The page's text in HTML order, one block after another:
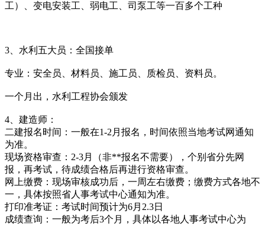
工）、变电安装工、弱电工、司泵工等一百多个工种
3、水利五大员：全国接单
专业：安全员、材料员、施工员、质检员、资料员。
一个月出，水利工程协会颁发
4、建造师：
二建报名时间：一般在1-2月报名，时间依照当地考试网通知
为准。
现场资格审查：2-3月（非**报名不需要），个别省分先网
报，再考试，待成绩合格后再进行资格审查。
网上缴费：现场审核成功后，一周左右缴费；缴费方式各地不
一，具体按照省人事考试中心通知为准。
打印准考证：考试时间预计为6月2.3日
成绩查询：一般为考后3个月，具体以各地人事考试中心为